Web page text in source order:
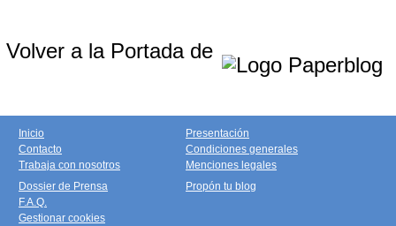
Volver a la Portada de
Inicio
Contacto
Trabaja con nosotros
Presentación
Condiciones generales
Menciones legales
Dossier de Prensa
F.A.Q.
Gestionar cookies
Propón tu blog